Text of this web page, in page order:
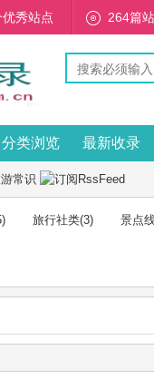
秀站点 264篇
分类浏览 最新收录
常识
旅行社类(3) 景点